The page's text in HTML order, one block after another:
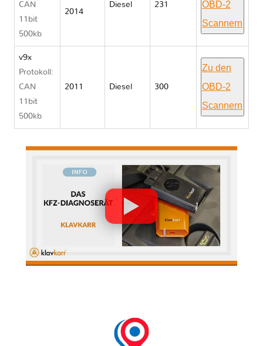
CAN
11bit
500kb
2014
Diesel 231
OBD-2
Scannern
v9x
Protokoll:
CAN
11bit
500kb
2011 Diesel 300
Zu den
OBD-2
Scannern